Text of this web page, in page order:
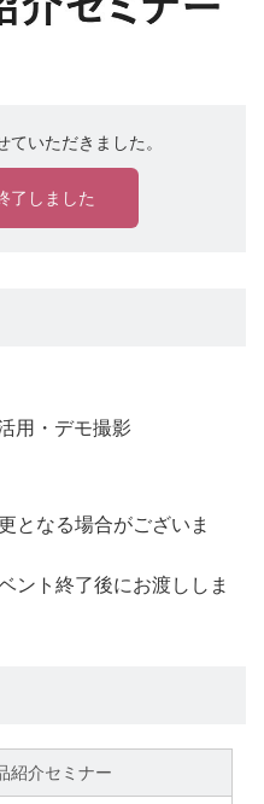
いただきました。
了しました
用・デモ撮影
となる場合がございま
ント終了後にお渡ししま
紹介セミナー